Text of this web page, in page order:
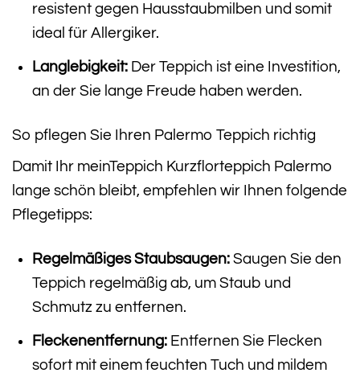
resistent gegen Hausstaubmilben und somit
ideal für Allergiker.
Langlebigkeit:Der Teppich ist eine Investition,
an der Sie lange Freude haben werden.
So pflegen Sie Ihren Palermo Teppich richtig
Damit Ihr meinTeppich Kurzflorteppich Palermo
lange schön bleibt, empfehlen wir Ihnen folgende
Pflegetipps:
Regelmäßiges Staubsaugen:Saugen Sie den
Teppich regelmäßig ab, um Staub und
Schmutz zu entfernen.
Fleckenentfernung:Entfernen Sie Flecken
sofort mit einem feuchten Tuch und mildem